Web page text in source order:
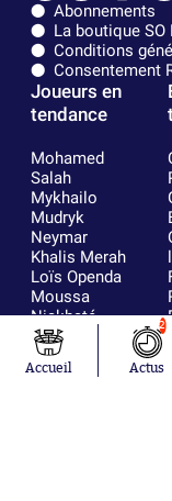
Abonnements
La boutique SO
Conditions
Consentement
Joueurs en
tendance
Mohamed
Salah
Mykhailo
Mudryk
Neymar
Khalis Merah
Loïs Openda
Moussa
Niakhaté
Nicolás
Tagliafico
Pavel Šulc
Accueil
2
Actus